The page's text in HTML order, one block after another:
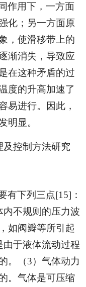
作用下，一方面
化；另一方面原
，使滑移带上的
渐消失，导致应
在这种矛盾的过
度的升高加速了
易进行。因此，
明显。
及控制方法研究
有下列三点[15]：
内不规则的压力波
如阀瓣等所引起
于液体流动过程
。（3）气体动力
。气体是可压缩